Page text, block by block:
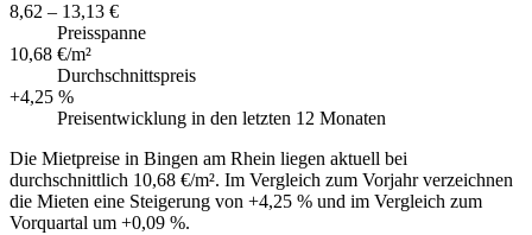
8,62 – 13,13 €
Preisspanne
10,68 €/m²
Durchschnittspreis
+4,25 %
Preisentwicklung in den letzten 12 Monaten
Die Mietpreise in Bingen am Rhein liegen aktuell bei
durchschnittlich 10,68 €/m². Im Vergleich zum Vorjahr verzeichnen
die Mieten eine Steigerung von +4,25 % und im Vergleich zum
Vorquartal um +0,09 %.